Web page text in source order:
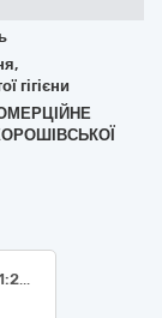
гігієни
Спірометр Spirolab або еквівалент (ДК 021:2015: 33120000-7 «Системи реєстрації медичної інформації та дослідне обладнання»)